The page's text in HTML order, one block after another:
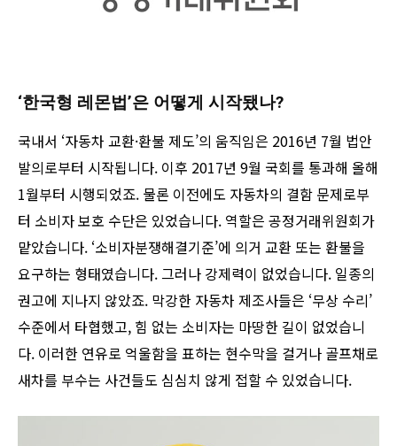
‘한국형 레몬법’은 어떻게 시작됐나?
국내서 ‘자동차 교환·환불 제도’의 움직임은 2016년 7월 법안
발의로부터 시작됩니다. 이후 2017년 9월 국회를 통과해 올해
1월부터 시행되었죠. 물론 이전에도 자동차의 결함 문제로부
터 소비자 보호 수단은 있었습니다. 역할은 공정거래위원회가
맡았습니다. ‘소비자분쟁해결기준’에 의거 교환 또는 환불을
요구하는 형태였습니다. 그러나 강제력이 없었습니다. 일종의
권고에 지나지 않았죠. 막강한 자동차 제조사들은 ‘무상 수리’
수준에서 타협했고, 힘 없는 소비자는 마땅한 길이 없었습니
다. 이러한 연유로 억울함을 표하는 현수막을 걸거나 골프채로
새차를 부수는 사건들도 심심치 않게 접할 수 있었습니다.